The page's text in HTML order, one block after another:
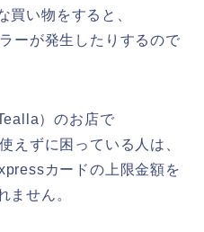
買い物をすると、
ーが発生したりするので
）のお店で
えずに困っている人は、
カードの上限金額を
ません。